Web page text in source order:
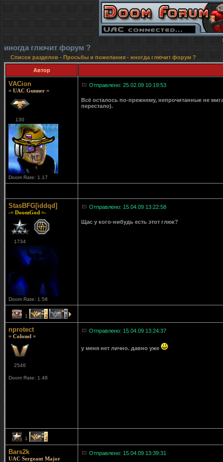
иногда глючит форум ?
Список разделов- Просьбы и пожелания - иногда глючит форум ?
Автор
VACion
= UAC Gunner =
130
Doom Rate: 1.17
Отправлено: 25.02.09 10:19:53
Всё осталось по-прежнему, непрочитанные не
перестало).
StasBFG[iddqd]
-= DoomGod =-
1734
Doom Rate: 1.58
Отправлено: 15.04.09 13:22:58
Щас у кого-нибудь есть этот глюк?
1 2 1
nprotect
= Colonel =
2546
Doom Rate: 1.48
Отправлено: 15.04.09 13:24:37
у меня нет лично. давно уже
1 2
Bars2k
UAC Sergeant Major
Отправлено: 15.04.09 13:39:31